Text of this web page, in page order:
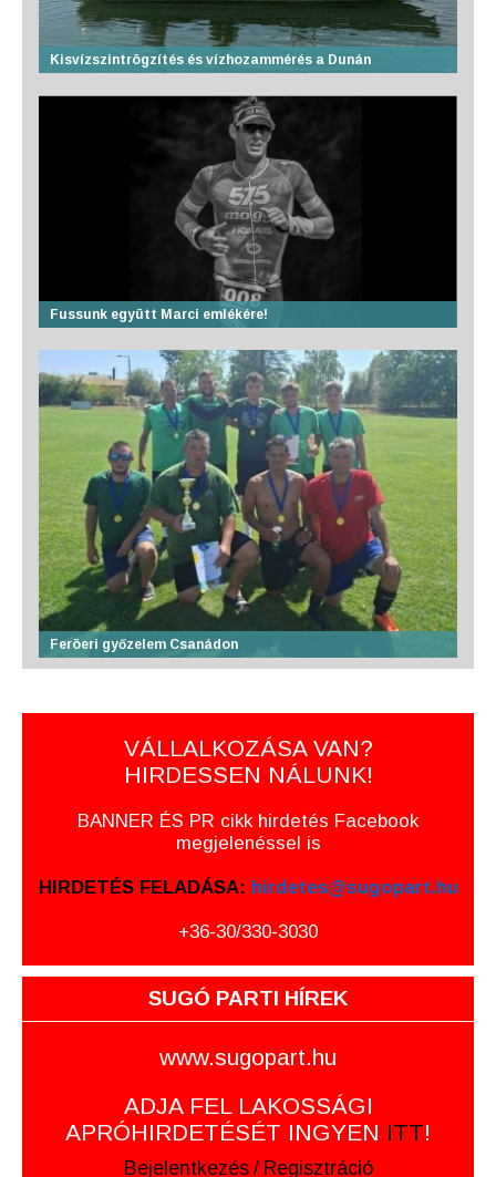
Kisvízszintrögzítés és vízhozammérés a Dunán
Fussunk együtt Marci emlékére!
Feröeri győzelem Csanádon
VÁLLALKOZÁSA VAN?
HIRDESSEN NÁLUNK!
BANNER ÉS PR cikk hirdetés Facebook
megjelenéssel is
HIRDETÉS FELADÁSA: hirdetes@sugopart.hu
+36-30/330-3030
SUGÓ PARTI HÍREK
www.sugopart.hu
ADJA FEL LAKOSSÁGI
APRÓHIRDETÉSÉT INGYEN ITT!
Bejelentkezés / Regisztráció